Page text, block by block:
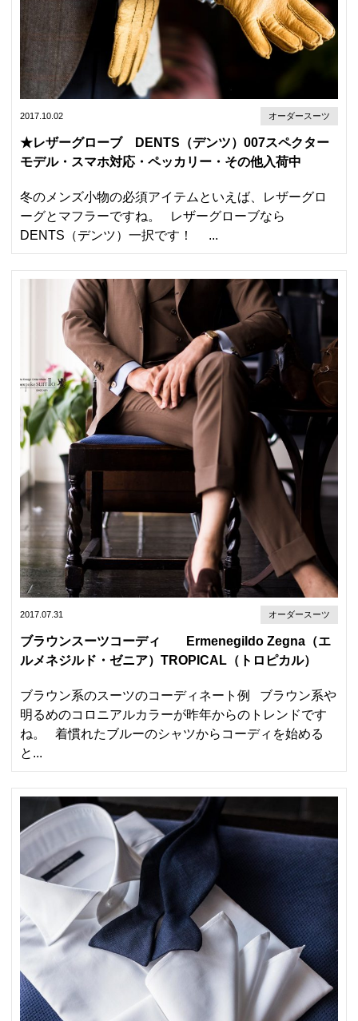
2017.10.02 オーダースーツ
★レザーグローブ DENTS（デンツ）007スペクター
モデル・スマホ対応・ペッカリー・その他入荷中
冬のメンズ小物の必須アイテムといえば、レザーグロ
ーグとマフラーですね。 レザーグローブなら
DENTS（デンツ）一択です！ ...
2017.07.31 オーダースーツ
ブラウンスーツコーディ Ermenegildo Zegna（エ
ルメネジルド・ゼニア）TROPICAL（トロピカル）
ブラウン系のスーツのコーディネート例 ブラウン系や
明るめのコロニアルカラーが昨年からのトレンドです
ね。 着慣れたブルーのシャツからコーディを始める
と...